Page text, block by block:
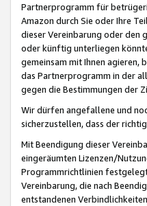
Partnerprogramm für
Amazon durch Sie oder Ihre
dieser Vereinbarung oder den
oder künftig unterliegen
gemeinsam mit Ihnen agieren,
das Partnerprogramm in der
gegen die Bestimmungen der
Wir dürfen angefallene und
sicherzustellen, dass der
Mit Beendigung dieser
eingeräumten Lizenzen/
Programmrichtlinien
Vereinbarung, die nach
entstandenen